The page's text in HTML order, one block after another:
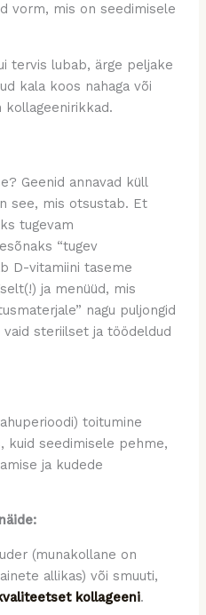
vorm, mis on seedimisele
tervis lubab, ärge peljake
kala koos nahaga või
kollageenirikkad.
Geenid annavad küll
see, mis otsustab. Et
tugevam
“tugev
D-vitamiini taseme
ja menüüd, mis
nagu puljongid
steriilset ja töödeldud
toitumine
kuid seedimisele pehme,
ja kudede
(munakollane on
allikas) või smuuti,
kollageeni.